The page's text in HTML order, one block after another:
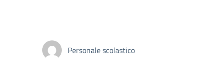
Personale scolastico